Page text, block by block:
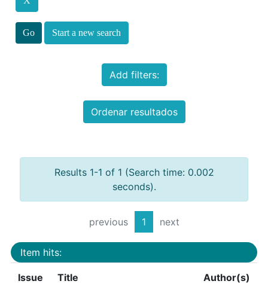
Start a new search
Add filters:
Ordenar resultados
Results 1-1 of 1 (Search time: 0.002
seconds).
previous 1 next
Item hits:
Issue
Title Author(s)